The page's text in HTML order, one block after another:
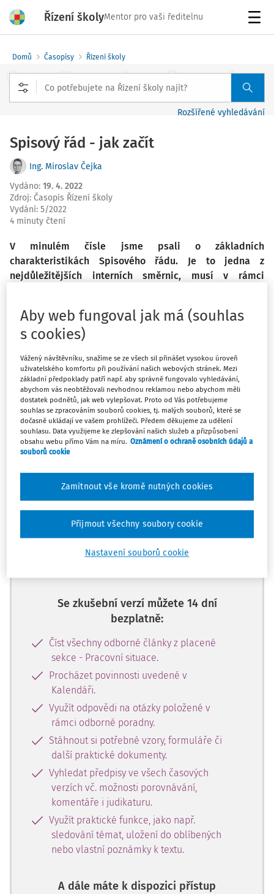
Řízení školyMentor pro vaši ředitelnu
Domů Časopisy Řízení školy
Rozšířené vyhledávání
Spisový řád - jak začít
Ing. Miroslav Čejka
Vydáno: 19. 4. 2022
Zdroj: Časopis Řízení školy
Vydání: 5/2022
4 minuty čtení
V minulém čísle jsme psali o základních
charakteristikách Spisového řádu. Je to jedna z
nejdůležitějších interních směrnic, musí v rámci
a vymahatelný.
Máte předplatné? Přihlaste se.
Tento dokument je jen pro
předplatitele.
Nemáte předplatné? Nevadí!
Zaregistrujte se, zadejte telefonní
číslo a získejte
zdarma plný přístup do webové
Se zkušební verzí můžete 14 dní
bezplatně:
Číst všechny odborné články z placené
sekce - Pracovní situace.
Procházet povinnosti uvedené v
Kalendáři.
Využít odpovědi na otázky položené v
rámci odborné poradny.
Stáhnout si potřebné vzory, formuláře či
další praktické dokumenty.
Vyhledat předpisy ve všech časových
verzích vč. možnosti porovnávání,
komentáře i judikaturu.
Využít praktické funkce, jako např.
sledování témat, uložení do oblíbených
nebo vlastní poznámky k textu.
A dále máte k dispozici přístup
Aby web fungoval jak má (souhlas
s cookies)
Vážený návštěvníku, snažíme se ze všech sil přinášet vysokou úroveň
uživatelského komfortu při používání našich webových stránek. Mezi
základní předpoklady patří např. aby správně fungovalo vyhledávání,
abychom vás neobtěžovali nevhodnou reklamou nebo abychom měli
dostatek podnětů, jak web vylepšovat. Proto od Vás potřebujeme
souhlas se zpracováním souborů cookies, tj. malých souborů, které se
dočasně ukládají ve vašem prohlížeči. Předem děkujeme za udělení
souhlasu. Data využijeme ke zlepšování našich služeb a přizpůsobení
obsahu webu přímo Vám na míru. Oznámení o ochraně osobních údajů a
souborů cookie
Nastavení souborů cookie
Zamítnout vše kromě nutných cookies
Přijmout všechny soubory cookie